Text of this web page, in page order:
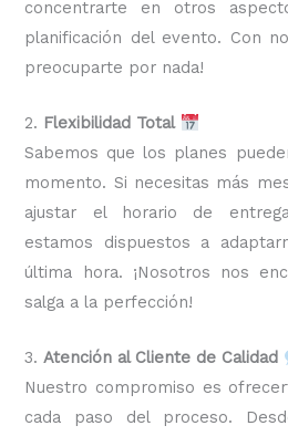
concentrarte en otros
planificación del evento. Con
preocuparte por nada!
2. Flexibilidad Total
Sabemos que los planes
momento. Si necesitas más
ajustar el horario de
estamos dispuestos a
última hora. ¡Nosotros nos
salga a la perfección!
3.Atención al Cliente de Calidad
Nuestro compromiso es
cada paso del proceso.